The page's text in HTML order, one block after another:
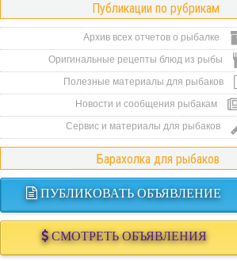
Публикации по рубрикам
Архив всех отчетов о рыбалке
Оригинальные рецепты блюд из рыбы
Полезные материалы для рыбаков
Новости и сообщения рыбакам
Сервис и материалы для рыбаков
Барахолка для рыбаков
ПУБЛИКОВАТЬ ОБЪЯВЛЕНИЕ
СМОТРЕТЬ ОБЪЯВЛЕНИЯ